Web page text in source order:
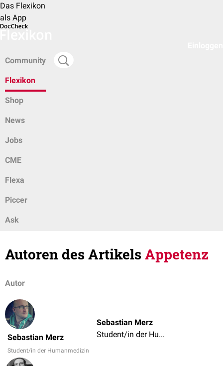
Das Flexikon
als App
Community
Flexikon
Shop
News
Jobs
CME
Flexa
Piccer
Ask
Autoren des ArtikelsAppetenz
Autor
Sebastian Merz
Student/in der Humanmedizin
Sebastian Merz
Student/in der Humanmedizin